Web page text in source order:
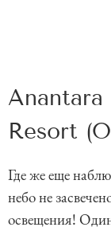
Resort
Где же еще
небо не
освещения!